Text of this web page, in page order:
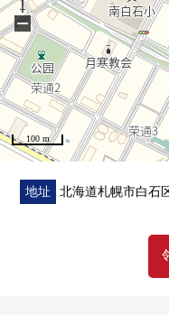
■ 来自工作人员的咨询
作为以翻新为前提的房
设。
■ 在找想要的家方
房源的详细、需讨论
100 m
−
地址 北海道札幌市白石